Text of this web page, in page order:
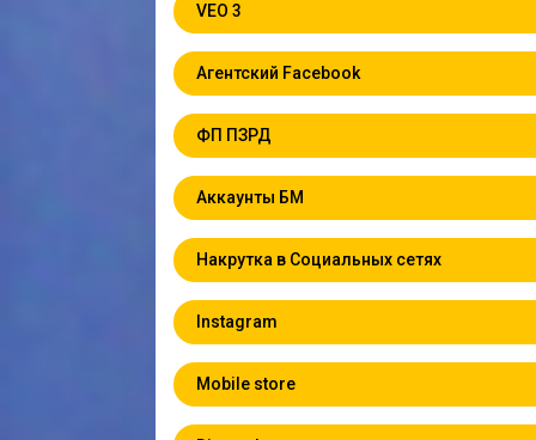
VEO 3
Агентский Facebook
ФП ПЗРД
Аккаунты БМ
Накрутка в Социальных сетях
Instagram
Mobile store